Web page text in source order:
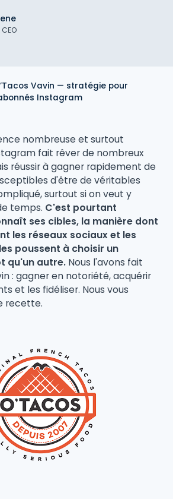
Vavin — stratégie pour
Instagram
nombreuse et surtout
fait rêver de nombreux
réussir à gagner rapidement de
d'être de véritables
surtout si on veut y
temps. C'est pourtant
ses cibles, la manière dont
les réseaux sociaux et les
poussent à choisir un
qu'un autre. Nous l'avons fait
: gagner en notoriété, acquérir
et les fidéliser. Nous vous
recette.